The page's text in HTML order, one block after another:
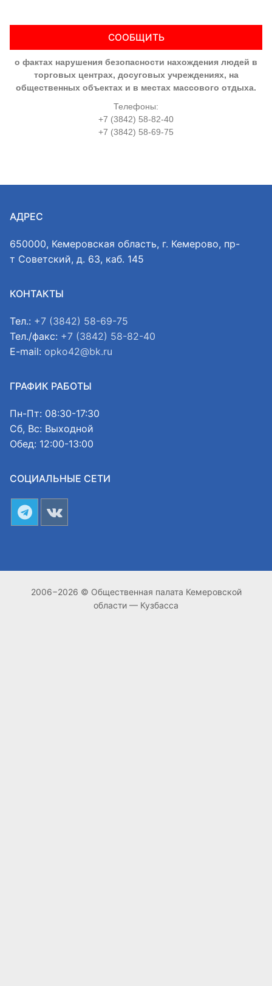
СООБЩИТЬ
о фактах нарушения безопасности нахождения людей в
торговых центрах, досуговых учреждениях, на
общественных объектах и в местах массового отдыха.
Телефоны:
+7 (3842) 58-82-40
+7 (3842) 58-69-75
АДРЕС
650000, Кемеровская область, г. Кемерово, пр-
т Советский, д. 63, каб. 145
КОНТАКТЫ
Тел.: +7 (3842) 58-69-75
Тел./факс: +7 (3842) 58-82-40
E-mail: opko42@bk.ru
ГРАФИК РАБОТЫ
Пн-Пт: 08:30-17:30
Сб, Вс: Выходной
Обед: 12:00-13:00
СОЦИАЛЬНЫЕ СЕТИ
2006−2026 © Общественная палата Кемеровской
области — Кузбасса